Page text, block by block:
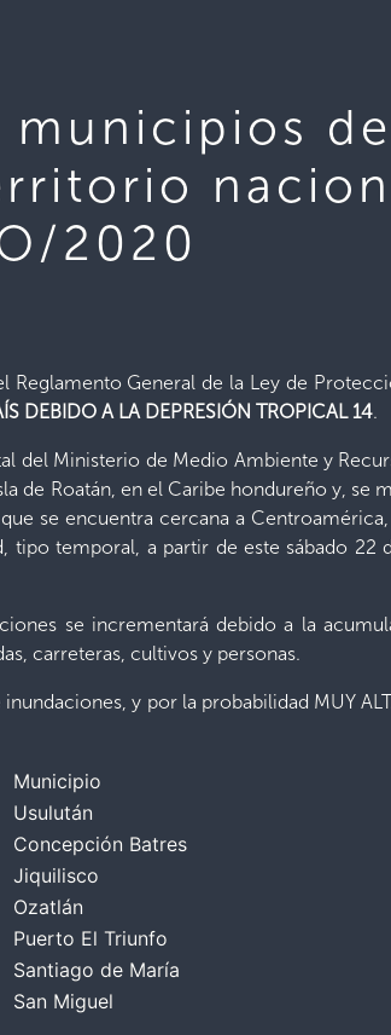
municipios
2020
General de la Ley de
DEBIDO A LA DEPRESIÓN TROPICAL 14.
Ministerio de Medio Ambiente y
de Roatán, en el Caribe hondureño y,
se encuentra cercana a
temporal, a partir de este sábado 22
se incrementará debido a la
carreteras, cultivos y personas.
y por la probabilidad MUY
Municipio
Usulután
Concepción Batres
Jiquilisco
Ozatlán
Puerto El Triunfo
Santiago de María
San Miguel